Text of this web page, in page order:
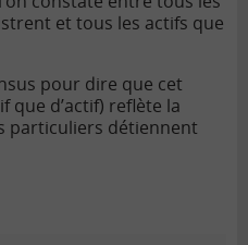
et tous les actifs que
pour dire que cet
que d’actif) reflète la
particuliers détiennent